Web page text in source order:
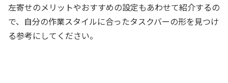
左寄せのメリットやおすすめの設定もあわせて紹介するの
で、自分の作業スタイルに合ったタスクバーの形を見つけ
る参考にしてください。